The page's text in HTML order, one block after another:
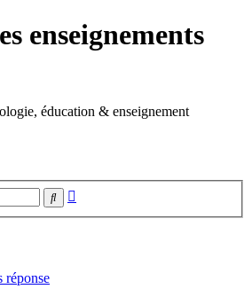
enseignements
éducation & enseignement
Rechercher
réponse